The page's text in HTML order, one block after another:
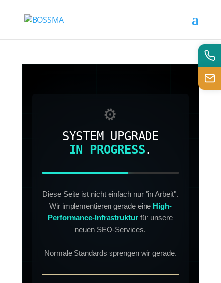
⚙️
SYSTEM UPGRADE
IN PROGRESS .
Diese Seite ist nicht einfach nur "in Arbeit".
Wir implementieren gerade eine High-
Performance-Infrastruktur für unsere
neuen SEO-Services.
Normale Standards sprengen wir gerade.